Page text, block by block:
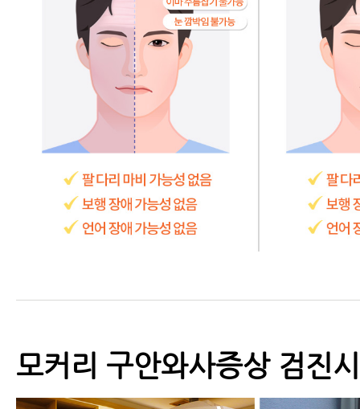
모커리 구안와사증상 검진